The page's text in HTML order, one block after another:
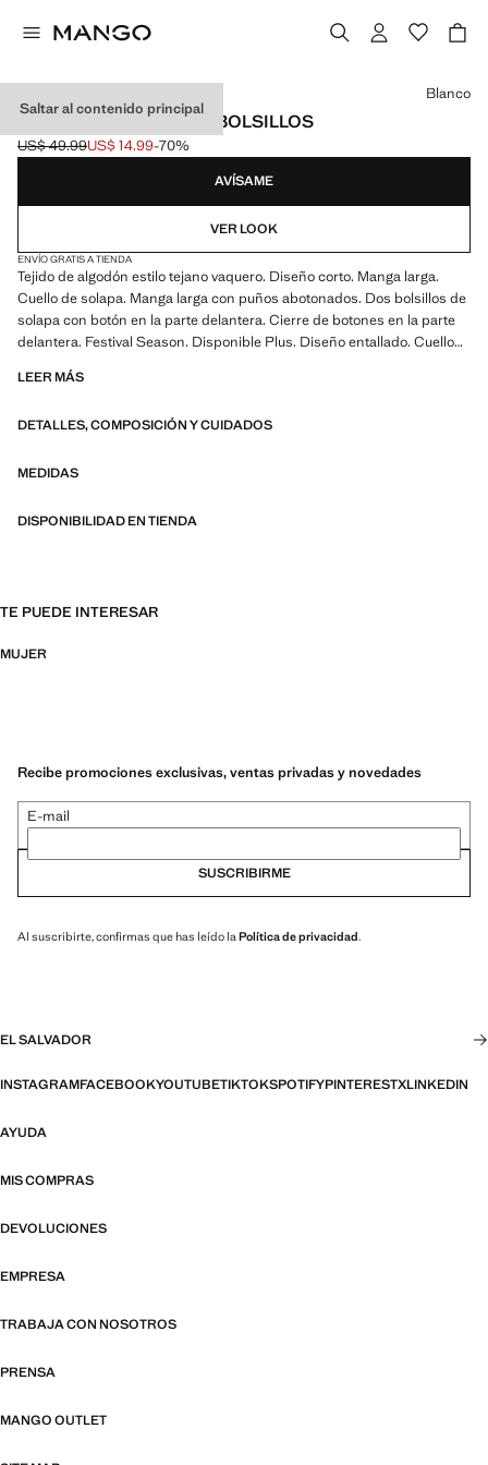
Saltar al contenido principal
CAZADORA VAQUERA BOLSILLOS
Precio inicial tachado [US$ 49.99 ]
US$ 49.99
Precio actual [US$ 14.99 ]
US$ 14.99-70%
Selecciona un color
Blanco
AVÍSAME
VER LOOK
ENVÍO GRATIS A TIENDA
Tejido de algodón estilo tejano vaquero. Diseño corto. Manga larga.
Cuello de solapa. Manga larga con puños abotonados. Dos bolsillos de
solapa con botón en la parte delantera. Cierre de botones en la parte
delantera. Festival Season. Disponible Plus. Diseño entallado. Cuello
delanteros. Cierre de botones en contraste
LEER MÁS
DETALLES, COMPOSICIÓN Y CUIDADOS
MEDIDAS
DISPONIBILIDAD EN TIENDA
TE PUEDE INTERESAR
MUJER
Recibe promociones exclusivas, ventas privadas y novedades
E-mail
SUSCRIBIRME
Al suscribirte, confirmas que has leído la Política de privacidad.
EL SALVADOR
INSTAGRAMFACEBOOKYOUTUBETIKTOKSPOTIFYPINTERESTXLINKEDIN
AYUDA
MIS COMPRAS
DEVOLUCIONES
EMPRESA
TRABAJA CON NOSOTROS
PRENSA
MANGO OUTLET